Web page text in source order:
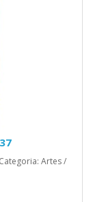
Artes /